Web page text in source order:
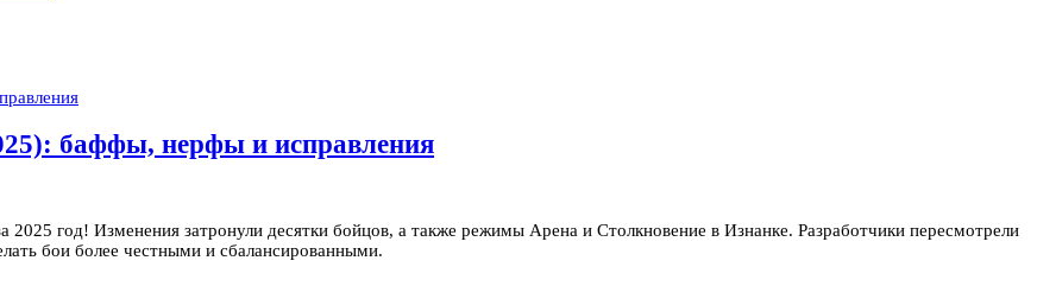
баффы, нерфы и исправления
год! Изменения затронули десятки бойцов, а также режимы Арена и Столкновение в Изнанке. Разработчики пересмотрели
бои более честными и сбалансированными.